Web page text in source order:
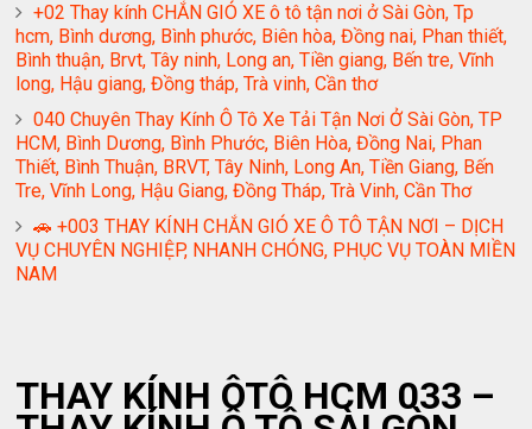
+02 Thay kính CHẮN GIÓ XE ô tô tận nơi ở Sài Gòn, Tp
hcm, Bình dương, Bình phước, Biên hòa, Đồng nai, Phan thiết,
Bình thuận, Brvt, Tây ninh, Long an, Tiền giang, Bến tre, Vĩnh
long, Hậu giang, Đồng tháp, Trà vinh, Cần thơ
040 Chuyên Thay Kính Ô Tô Xe Tải Tận Nơi Ở Sài Gòn, TP
HCM, Bình Dương, Bình Phước, Biên Hòa, Đồng Nai, Phan
Thiết, Bình Thuận, BRVT, Tây Ninh, Long An, Tiền Giang, Bến
Tre, Vĩnh Long, Hậu Giang, Đồng Tháp, Trà Vinh, Cần Thơ
🚗 +003 THAY KÍNH CHẮN GIÓ XE Ô TÔ TẬN NƠI – DỊCH
VỤ CHUYÊN NGHIỆP, NHANH CHÓNG, PHỤC VỤ TOÀN MIỀN
NAM
THAY KÍNH ÔTÔ HCM 033 –